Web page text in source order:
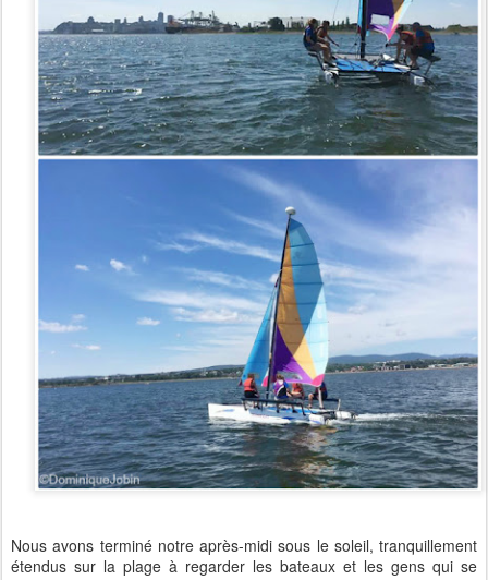
Nous avons terminé notre après-midi sous le soleil, tranquillement
étendus sur la plage à regarder les bateaux et les gens qui se